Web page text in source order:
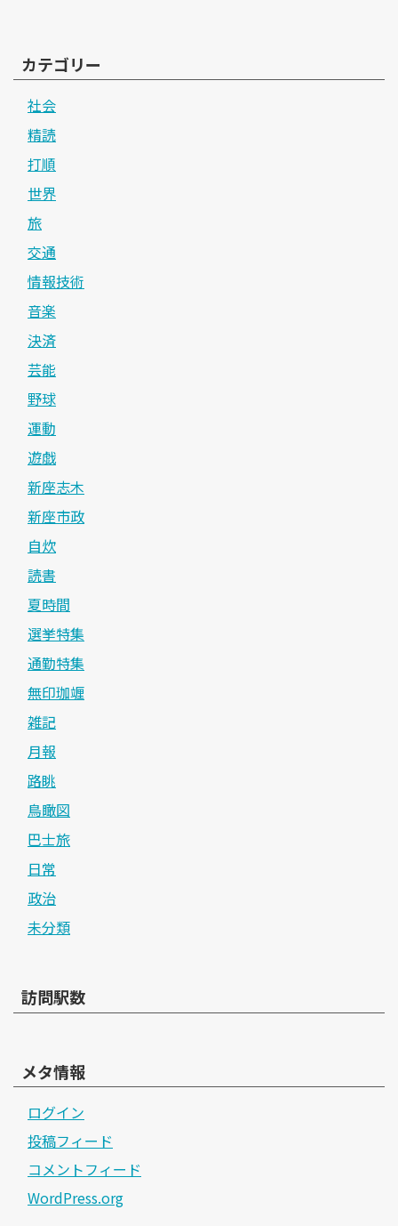
カテゴリー
社会
精読
打順
世界
旅
交通
情報技術
音楽
決済
芸能
野球
運動
遊戯
新座志木
新座市政
自炊
読書
夏時間
選挙特集
通勤特集
無印珈竰
雑記
月報
路眺
鳥瞰図
巴士旅
日常
政治
未分類
訪問駅数
メタ情報
ログイン
投稿フィード
コメントフィード
WordPress.org